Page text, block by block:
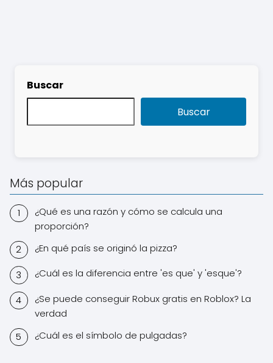
Buscar
Buscar
Más popular
¿Qué es una razón y cómo se calcula una
proporción?
¿En qué país se originó la pizza?
¿Cuál es la diferencia entre 'es que' y 'esque'?
¿Se puede conseguir Robux gratis en Roblox? La
verdad
¿Cuál es el símbolo de pulgadas?